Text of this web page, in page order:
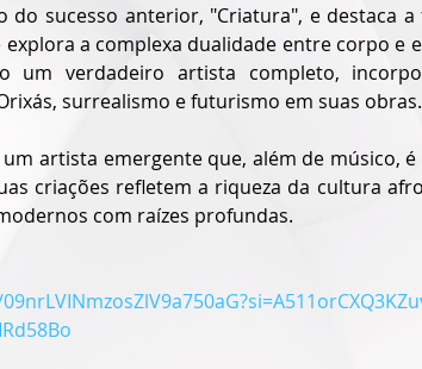
do sucesso anterior, "Criatura", e destaca a
a complexa dualidade entre corpo e
um verdadeiro artista completo,
surrealismo e futurismo em suas obras.
um artista emergente que, além de músico,
criações refletem a riqueza da cultura
com raízes profundas.